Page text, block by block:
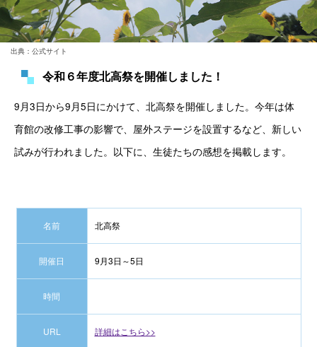
出典：公式サイト
令和６年度北高祭を開催しました！
9月3日から9月5日にかけて、北高祭を開催しました。今年は体
育館の改修工事の影響で、屋外ステージを設置するなど、新しい
試みが行われました。以下に、生徒たちの感想を掲載します。
名前 北高祭
開催日 9月3日～5日
時間
URL 詳細はこちら>>